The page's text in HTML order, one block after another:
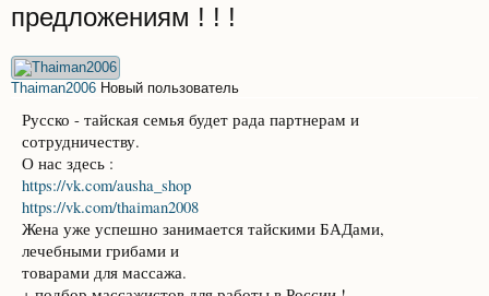
предложениям ! ! !
Thaiman2006 Новый пользователь
Русско - тайская семья будет рада партнерам и
сотрудничеству.
О нас здесь :
https://vk.com/ausha_shop
https://vk.com/thaiman2008
Жена уже успешно занимается тайскими БАДами,
лечебными грибами и
товарами для массажа.